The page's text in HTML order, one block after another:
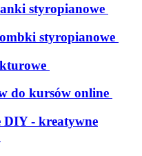
styropianowe
styropianowe
do kursów online
DIY - kreatywne